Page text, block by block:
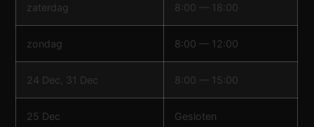
zaterdag 8:00 — 18:00
zondag 8:00 — 12:00
24 Dec, 31 Dec 8:00 — 15:00
25 Dec Gesloten